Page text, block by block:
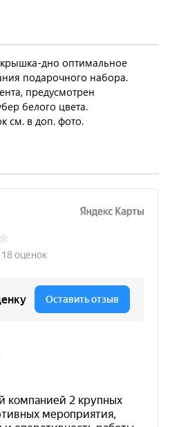
дно оптимальное
подарочного набора.
предусмотрен
белого цвета.
см. в доп. фото.